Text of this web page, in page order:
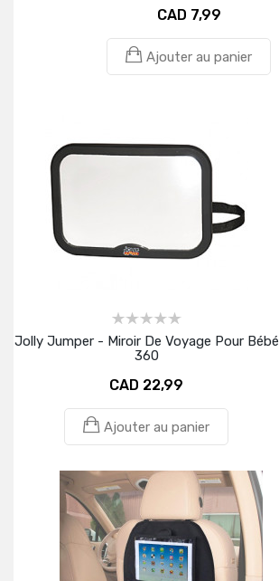
CAD 7,99
Ajouter au panier
Jolly Jumper - Miroir De Voyage Pour Bébé
360
CAD 22,99
Ajouter au panier